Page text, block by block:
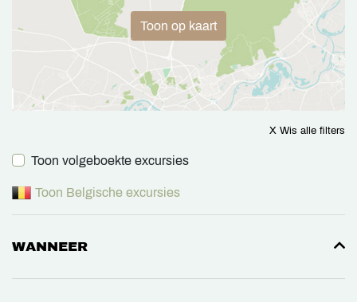
Toon op kaart
X Wis alle filters
Toon volgeboekte excursies
Toon Belgische excursies
WANNEER